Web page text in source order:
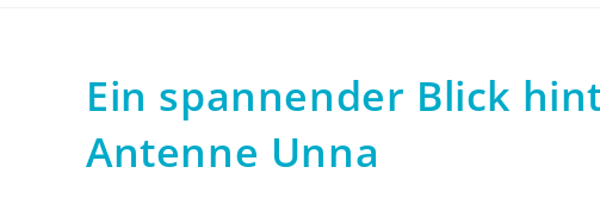
Ein spannender Blick
Antenne Unna